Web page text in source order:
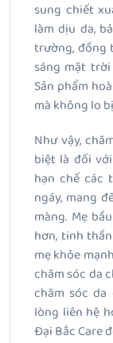
sung chiết
làm dịu da,
trường, đồng
sáng mặt
Sản phẩm
mà không lo
Như vậy,
biệt là đối với
hạn chế các
ngáy, mang
màng. Mẹ
hơn, tinh
mẹ khỏe
chăm sóc da
chăm sóc da
lòng liên hệ
Đại Bắc Care